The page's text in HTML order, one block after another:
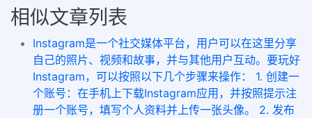
相似文章列表
Instagram是一个社交媒体平台，用户可以在这里分享
自己的照片、视频和故事，并与其他用户互动。要玩好
Instagram，可以按照以下几个步骤来操作： 1. 创建一
个账号：在手机上下载Instagram应用，并按照提示注
册一个账号，填写个人资料并上传一张头像。 2. 发布